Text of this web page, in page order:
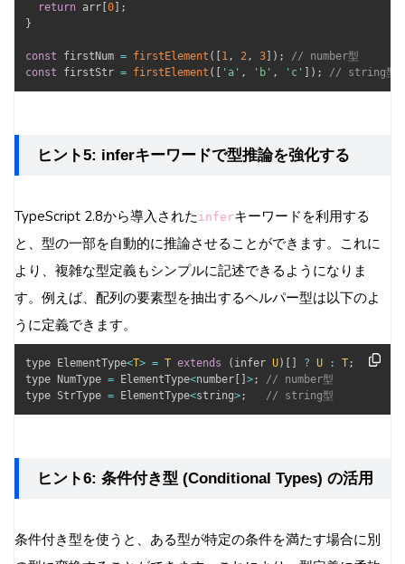
return arr 0
;
}
const firstNum = firstElement ( 1, 2, 3 ) ;
// number型
const firstStr = firstElement ( 'a' , 'b' , 'c' ) ; // string型
ヒント5: inferキーワードで型推論を強化する
TypeScript 2.8から導入されたinferキーワードを利用する
と、型の一部を自動的に推論させることができます。これに
より、複雑な型定義もシンプルに記述できるようになりま
す。例えば、配列の要素型を抽出するヘルパー型は以下のよ
うに定義できます。
type ElementType<T> = T extends ( infer U) ? U : T;
type NumType = ElementType<number >;
// number型
type StrType = ElementType<string>; // string型
ヒント6: 条件付き型 (Conditional Types) の活用
条件付き型を使うと、ある型が特定の条件を満たす場合に別